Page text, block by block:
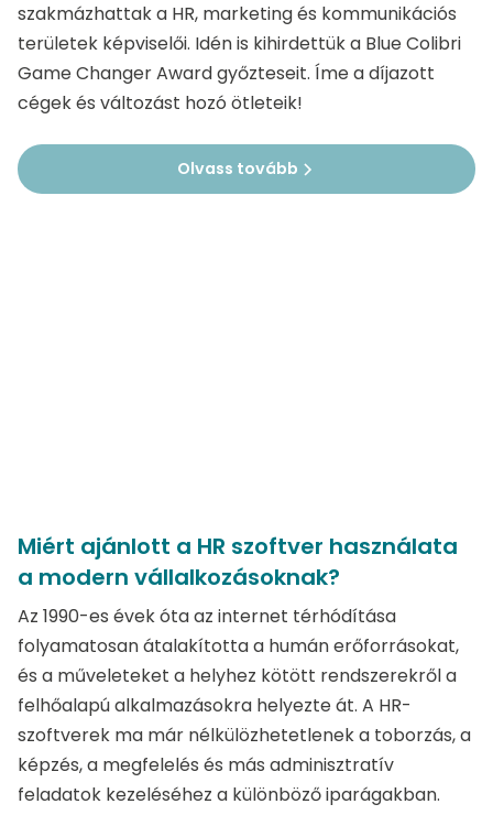
szakmázhattak a HR, marketing és kommunikációs
területek képviselői. Idén is kihirdettük a Blue Colibri
Game Changer Award győzteseit. Íme a díjazott
cégek és változást hozó ötleteik!
Olvass tovább
Miért ajánlott a HR szoftver használata
a modern vállalkozásoknak?
Az 1990-es évek óta az internet térhódítása
folyamatosan átalakította a humán erőforrásokat,
és a műveleteket a helyhez kötött rendszerekről a
felhőalapú alkalmazásokra helyezte át. A HR-
szoftverek ma már nélkülözhetetlenek a toborzás, a
képzés, a megfelelés és más adminisztratív
feladatok kezeléséhez a különböző iparágakban.